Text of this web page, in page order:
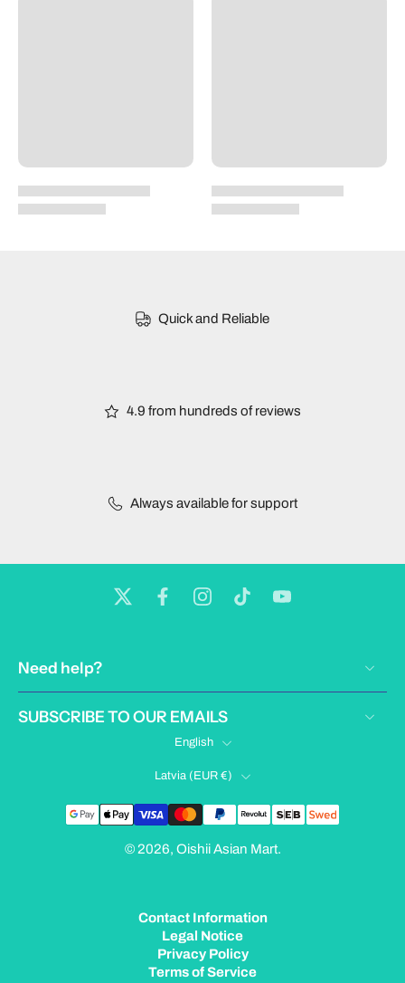
Quick and Reliable
4.9 from hundreds of reviews
Always available for support
Need help?
SUBSCRIBE TO OUR EMAILS
English
Latvia ‎(EUR €)‎
© 2026, Oishii Asian Mart.
Contact Information
Legal Notice
Privacy Policy
Terms of Service